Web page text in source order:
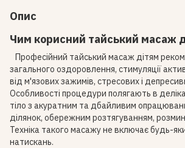
Опис
Чим корисний тайський масаж
Професійний тайський масаж дітям
загального оздоровлення, стимуляції
від м'язових зажимів, стресових і
Особливості процедури полягають в
тіло з акуратним та дбайливим
ділянок, обережним розтягуванням,
Техніка такого масажу не включає будь-
натискань.